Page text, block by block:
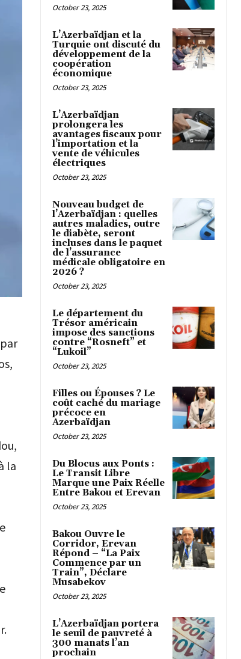
la
October 23, 2025
L’Azerbaïdjan et la
Turquie ont discuté du
développement de la
coopération
économique
October 23, 2025
L’Azerbaïdjan
prolongera les
avantages fiscaux pour
l’importation et la
vente de véhicules
électriques
October 23, 2025
Nouveau budget de
l’Azerbaïdjan : quelles
autres maladies, outre
le diabète, seront
incluses dans le paquet
de l’assurance
médicale obligatoire en
2026 ?
October 23, 2025
Le département du
Trésor américain
impose des sanctions
contre “Rosneft” et
“Lukoil”
October 23, 2025
Filles ou Épouses ? Le
coût caché du mariage
précoce en
Azerbaïdjan
October 23, 2025
Du Blocus aux Ponts :
Le Transit Libre
Marque une Paix Réelle
Entre Bakou et Erevan
October 23, 2025
Bakou Ouvre le
Corridor, Erevan
Répond – “La Paix
Commence par un
Train”, Déclare
Musabekov
October 23, 2025
L’Azerbaïdjan portera
le seuil de pauvreté à
300 manats l’an
prochain